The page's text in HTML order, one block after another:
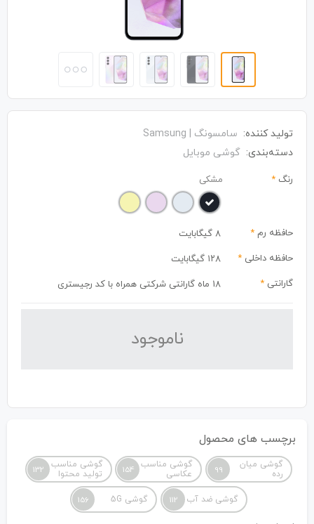
تولید کننده: سامسونگ | Samsung
دسته‌بندی: گوشی موبایل
رنگ * مشکی
حافظه رم *
8 گیگابایت
حافظه داخلی *
۱۲۸ گیگابایت
گارانتی * 18 ماه گارانتی شرکتی همراه با کد رجیستری
نا‌موجود
برچسب های محصول
گوشی میان
رده
99
گوشی مناسب
عکاسی
154
گوشی مناسب
تولید محتوا
132
گوشی ضد آب 112 گوشی 5G 156